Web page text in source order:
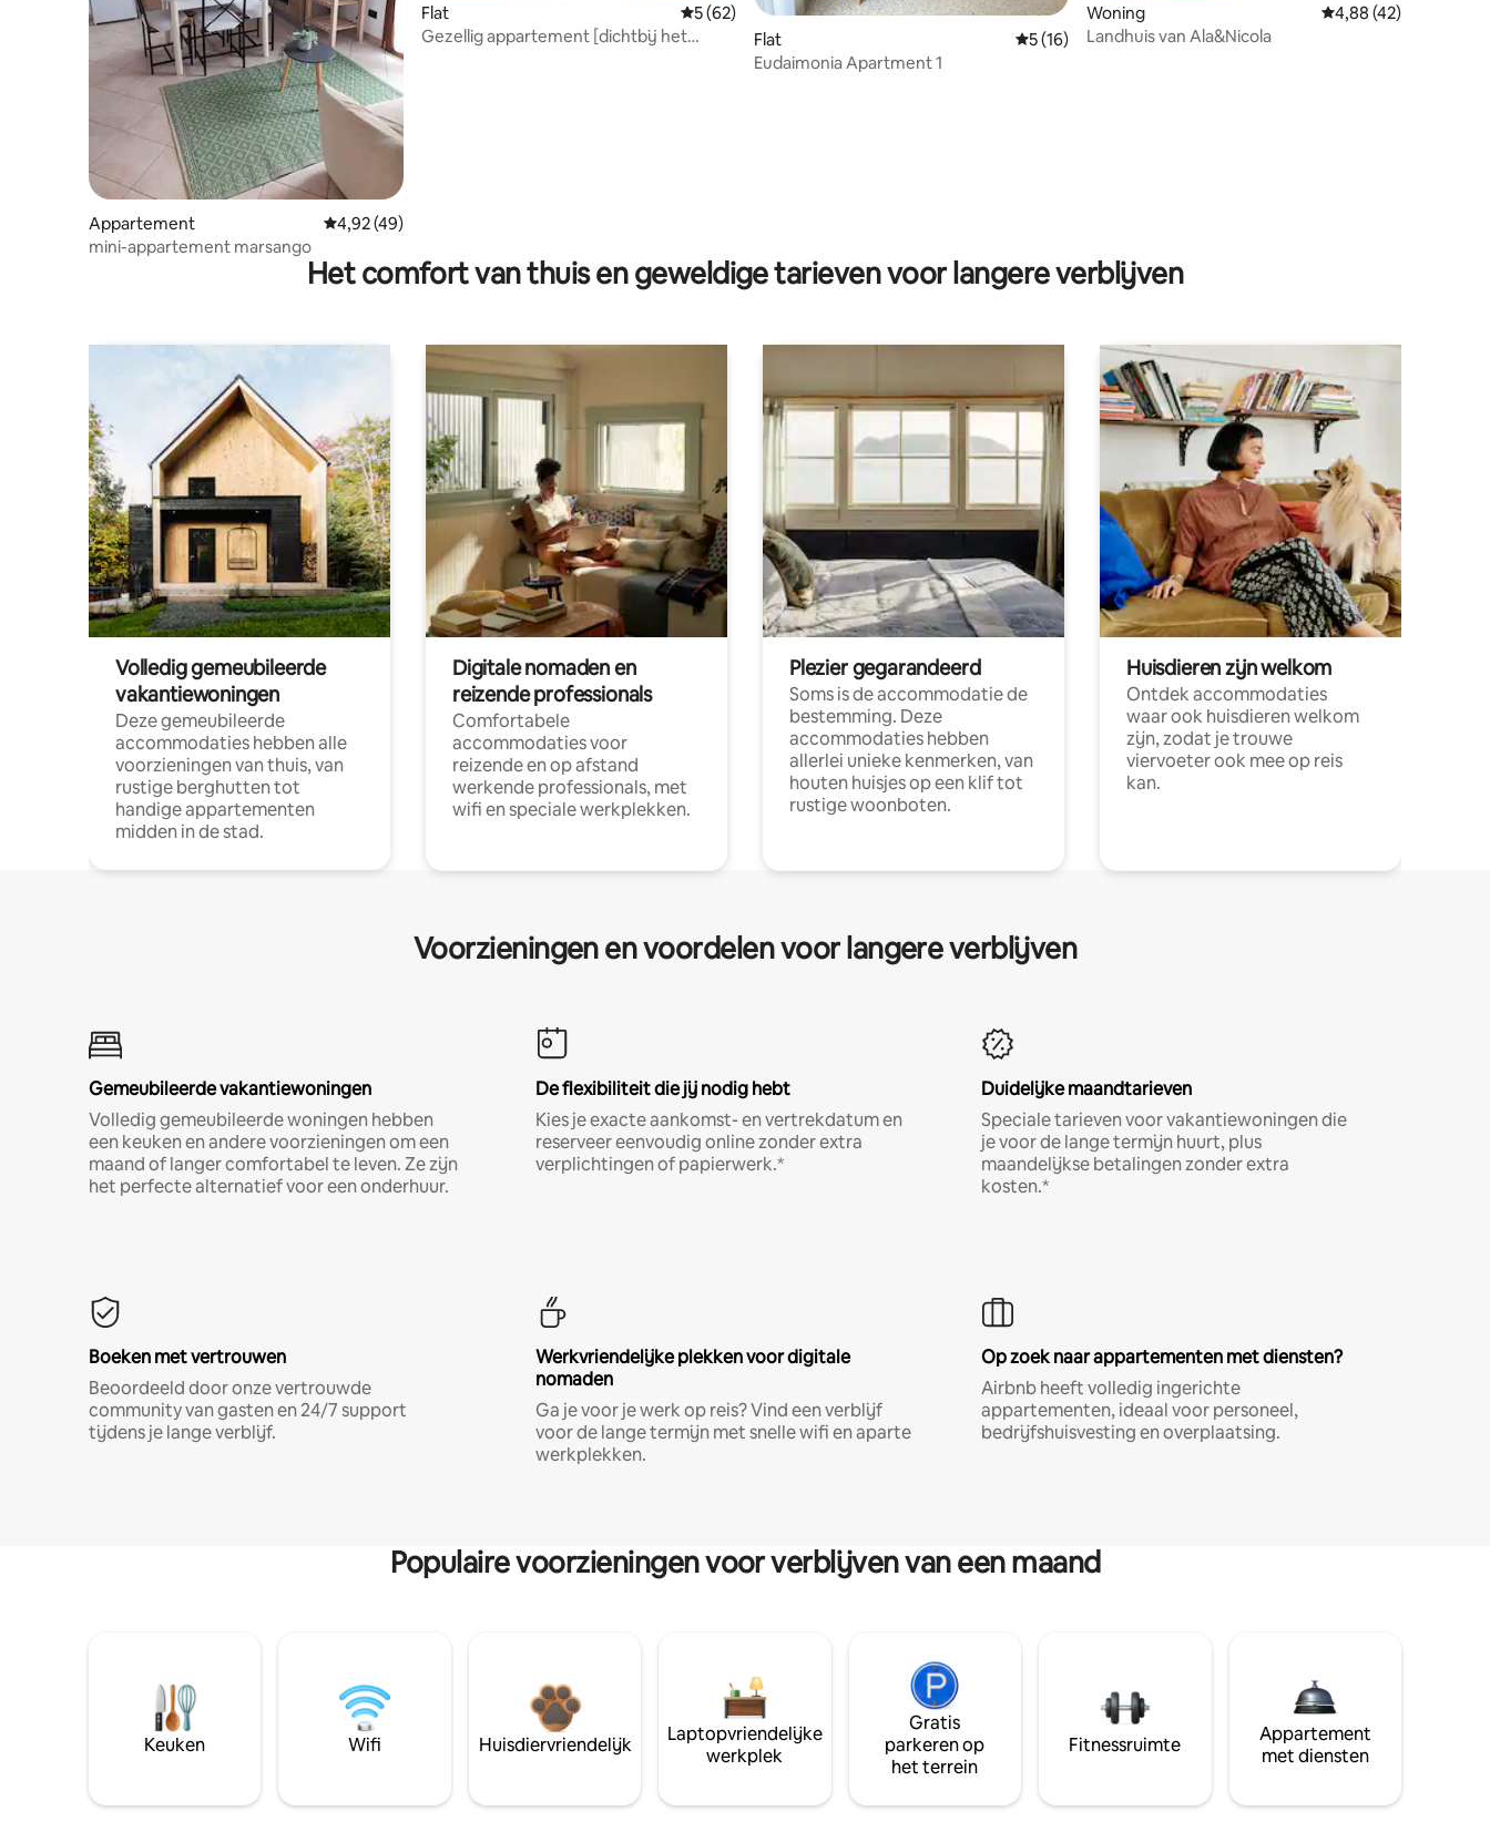
Appartement Gemiddelde beoordeling van 4,92 op 5, 49 recensies
4,92 (49)
mini-appartement marsango
Flat Gemiddelde beoordeling van 5 op 5, 62 recensies
5 (62)
Gezellig appartement [dichtbij het
Flat Gemiddelde beoordeling van 5 op 5, 16 recensies
5 (16)
Eudaimonia Apartment 1
Woning Gemiddelde
4,88 (42)
Landhuis van Ala&Nicola
Het comfort van thuis en geweldige tarieven voor langere verblijven
Volledig gemeubileerde
vakantiewoningen
Deze gemeubileerde
accommodaties hebben alle
voorzieningen van thuis, van
rustige berghutten tot
handige appartementen
midden in de stad.
Digitale nomaden en
reizende professionals
Comfortabele
accommodaties voor
reizende en op afstand
werkende professionals, met
wifi en speciale werkplekken.
Plezier gegarandeerd
Soms is de accommodatie de
bestemming. Deze
accommodaties hebben
allerlei unieke kenmerken, van
houten huisjes op een klif tot
rustige woonboten.
Huisdieren zijn welkom
Ontdek accommodaties
waar ook huisdieren welkom
zijn, zodat je trouwe
viervoeter ook mee op reis
kan.
Voorzieningen en voordelen voor langere verblijven
Gemeubileerde vakantiewoningen
Volledig gemeubileerde woningen hebben
een keuken en andere voorzieningen om een
maand of langer comfortabel te leven. Ze zijn
het perfecte alternatief voor een onderhuur.
De flexibiliteit die jij nodig hebt
Kies je exacte aankomst- en vertrekdatum en
reserveer eenvoudig online zonder extra
verplichtingen of papierwerk.*
Duidelijke maandtarieven
Speciale tarieven voor vakantiewoningen die
je voor de lange termijn huurt, plus
maandelijkse betalingen zonder extra
kosten.*
Boeken met vertrouwen
Beoordeeld door onze vertrouwde
community van gasten en 24/7 support
tijdens je lange verblijf.
Werkvriendelijke plekken voor digitale
nomaden
Ga je voor je werk op reis? Vind een verblijf
voor de lange termijn met snelle wifi en aparte
werkplekken.
Op zoek naar appartementen met diensten?
Airbnb heeft volledig ingerichte
appartementen, ideaal voor personeel,
bedrijfshuisvesting en overplaatsing.
Populaire voorzieningen voor verblijven van een maand
Keuken Wifi Huisdiervriendelijk
Laptopvriendelijke
werkplek
Gratis
parkeren op
het terrein
Fitnessruimte
Appartement
met diensten